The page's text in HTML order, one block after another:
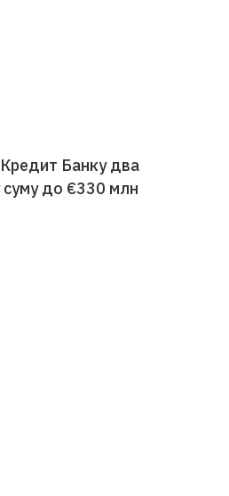
Банку два
суму до €330 млн